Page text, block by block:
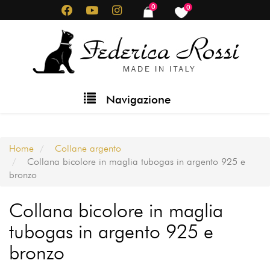
al
0
items
0
items
Navigazione
Home
Collane argento
Collana bicolore in maglia tubogas in argento 925 e
bronzo
Collana bicolore in maglia
tubogas in argento 925 e
bronzo